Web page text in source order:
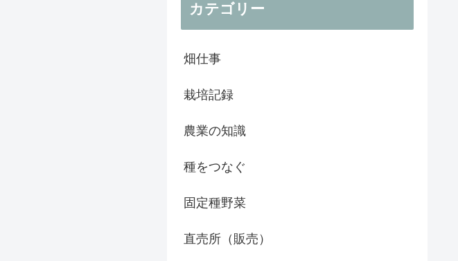
カテゴリー
畑仕事
栽培記録
農業の知識
種をつなぐ
固定種野菜
直売所（販売）